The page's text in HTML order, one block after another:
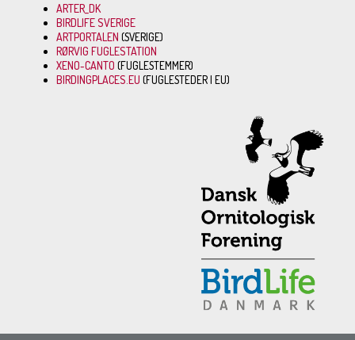
ARTER_DK
BIRDLIFE SVERIGE
ARTPORTALEN (SVERIGE)
RØRVIG FUGLESTATION
XENO-CANTO (FUGLESTEMMER)
BIRDINGPLACES.EU(FUGLESTEDER I EU)